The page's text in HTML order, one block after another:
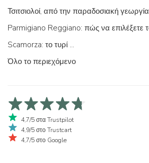
Τσιτσιολοί, από την παραδοσιακή γεωργία
Scamorza: το τυρί ...
Όλο το περιεχόμενο
4,7/5 στα Trustpilot
4,9/5 στο Trustcart
4,7/5 στο Google